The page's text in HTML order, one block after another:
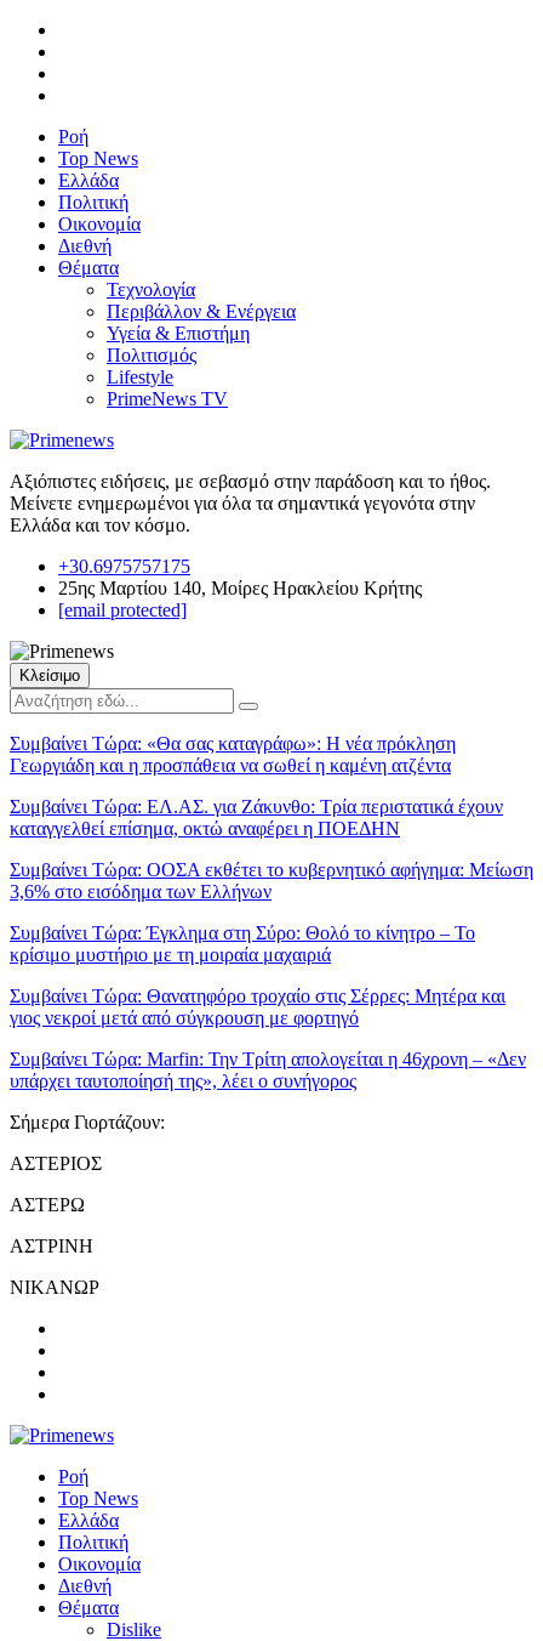
Ροή
Top News
Ελλάδα
Πολιτική
Οικονομία
Διεθνή
Θέματα
Τεχνολογία
Περιβάλλον & Ενέργεια
Υγεία & Επιστήμη
Πολιτισμός
Lifestyle
PrimeNews TV
Αξιόπιστες ειδήσεις, με σεβασμό στην παράδοση και το ήθος.
Μείνετε ενημερωμένοι για όλα τα σημαντικά γεγονότα στην
Ελλάδα και τον κόσμο.
+30.6975757175
25ης Μαρτίου 140, Μοίρες Ηρακλείου Κρήτης
[email protected]
Κλείσιμο
Συμβαίνει Τώρα: «Θα σας καταγράφω»: Η νέα πρόκληση
Γεωργιάδη και η προσπάθεια να σωθεί η καμένη ατζέντα
Συμβαίνει Τώρα: ΕΛ.ΑΣ. για Ζάκυνθο: Τρία περιστατικά έχουν
καταγγελθεί επίσημα, οκτώ αναφέρει η ΠΟΕΔΗΝ
Συμβαίνει Τώρα: ΟΟΣΑ εκθέτει το κυβερνητικό αφήγημα: Μείωση
3,6% στο εισόδημα των Ελλήνων
Συμβαίνει Τώρα: Έγκλημα στη Σύρο: Θολό το κίνητρο – Το
κρίσιμο μυστήριο με τη μοιραία μαχαιριά
Συμβαίνει Τώρα: Θανατηφόρο τροχαίο στις Σέρρες: Μητέρα και
γιος νεκροί μετά από σύγκρουση με φορτηγό
Συμβαίνει Τώρα: Marfin: Την Τρίτη απολογείται η 46χρονη – «Δεν
υπάρχει ταυτοποίησή της», λέει ο συνήγορος
Σήμερα Γιορτάζουν:
ΑΣΤΕΡΙΟΣ
ΑΣΤΕΡΩ
ΑΣΤΡΙΝΗ
ΝΙΚΑΝΩΡ
Ροή
Top News
Ελλάδα
Πολιτική
Οικονομία
Διεθνή
Θέματα
Dislike